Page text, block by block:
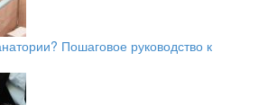
Пошаговое руководство к